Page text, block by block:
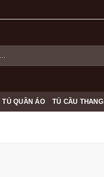
TỦ QUẦN ÁO TỦ CẦU THANG